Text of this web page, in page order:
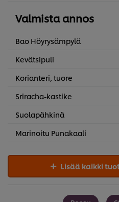
Valmista annos
Bao Höyrysämpylä
Kevätsipuli
Korianteri, tuore
Sriracha-kastike
Suolapähkinä
Marinoitu Punakaali
Lisää kaikki